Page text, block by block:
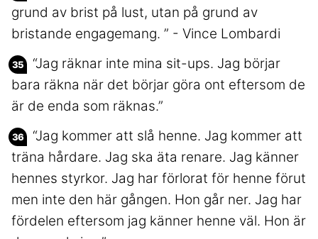
grund av brist på lust, utan på grund av
bristande engagemang. ” - Vince Lombardi
“Jag räknar inte mina sit-ups. Jag börjar
bara räkna när det börjar göra ont eftersom de
är de enda som räknas.”
“Jag kommer att slå henne. Jag kommer att
träna hårdare. Jag ska äta renare. Jag känner
hennes styrkor. Jag har förlorat för henne förut
men inte den här gången. Hon går ner. Jag har
fördelen eftersom jag känner henne väl. Hon är